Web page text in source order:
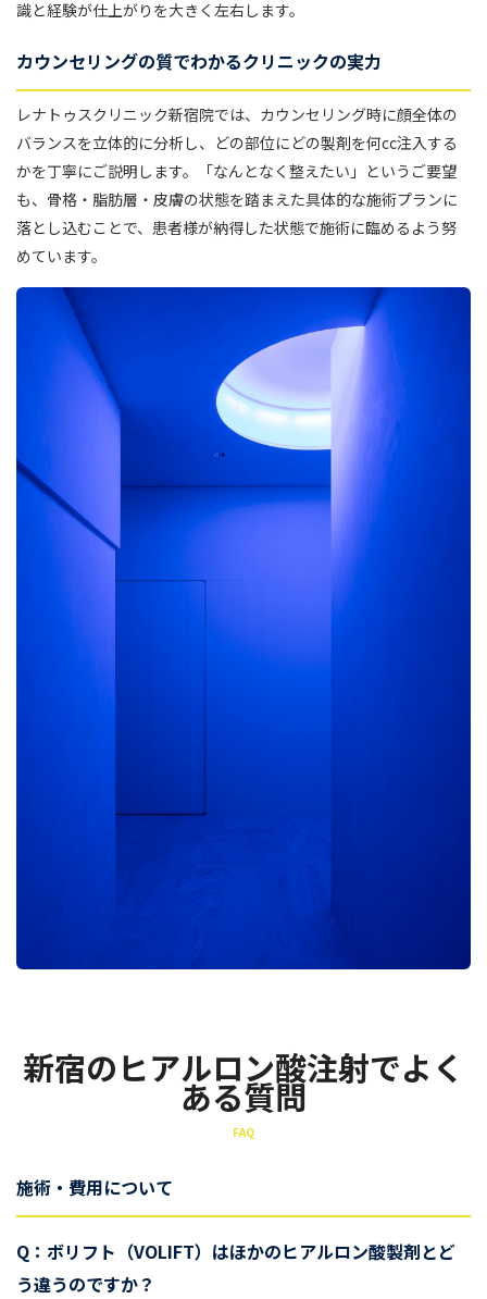
識と経験が仕上がりを大きく左右します。
カウンセリングの質でわかるクリニックの実力
レナトゥスクリニック新宿院では、カウンセリング時に顔全体の
バランスを立体的に分析し、どの部位にどの製剤を何cc注入する
かを丁寧にご説明します。「なんとなく整えたい」というご要望
も、骨格・脂肪層・皮膚の状態を踏まえた具体的な施術プランに
落とし込むことで、患者様が納得した状態で施術に臨めるよう努
めています。
新宿のヒアルロン酸注射でよく
ある質問
FAQ
施術・費用について
Q：ボリフト（VOLIFT）はほかのヒアルロン酸製剤とど
う違うのですか？